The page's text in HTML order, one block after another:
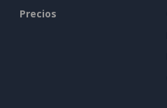
Precios